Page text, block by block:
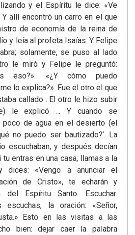
y el Espíritu le dice: «Ve
allí encontró un carro en el que
de economía de la reina de
y leía al profeta Isaías. Y Felipe
solamente, se puso al lado
le miró y Felipe le preguntó:
eso?». «¿Y cómo puedo
lo explica?». Fue el otro el que
callado . El otro le hizo subir
le explicó … Y cuando se
poco de agua en el desierto (el
no puedo ser bautizado?’. La
escuchaban, y después decían
tu entras en una casa, llamas a la
dices: «Vengo a anunciar el
de Cristo», te echarán y
del Espíritu Santo. Escuchar.
escuchas, la oración: «Señor,
Esto en las visitas a las
bien: dejar caer la palabra